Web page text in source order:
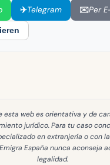
✈️Telegram ✉️Per
esta web esorientativa y de
jurídico. Para tu caso
en extranjería o con
España nunca aconseja
legalidad.